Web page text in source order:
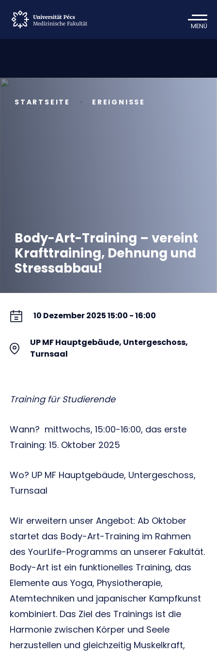
MENÜ
STARTSEITE EREIGNISSE
Body-Art-Training – vereint
Krafttraining, Dehnung und
Stressabbau!
10 Dezember 2025 15:00 - 16:00
UP MF Hauptgebäude, Untergeschoss,
Turnsaal
Training für Studierende
Wann? mittwochs, 15:00-16:00, das erste
Training: 15. Oktober 2025
Wo? UP MF Hauptgebäude, Untergeschoss,
Turnsaal
Wir erweitern unser Angebot: Ab Oktober
startet das Body-Art-Training im Rahmen
des YourLife-Programms an unserer Fakultät.
Body-Art ist ein funktionelles Training, das
Elemente aus Yoga, Physiotherapie,
Atemtechniken und japanischer Kampfkunst
kombiniert. Das Ziel des Trainings ist die
Harmonie zwischen Körper und Seele
herzustellen und gleichzeitig Muskelkraft,